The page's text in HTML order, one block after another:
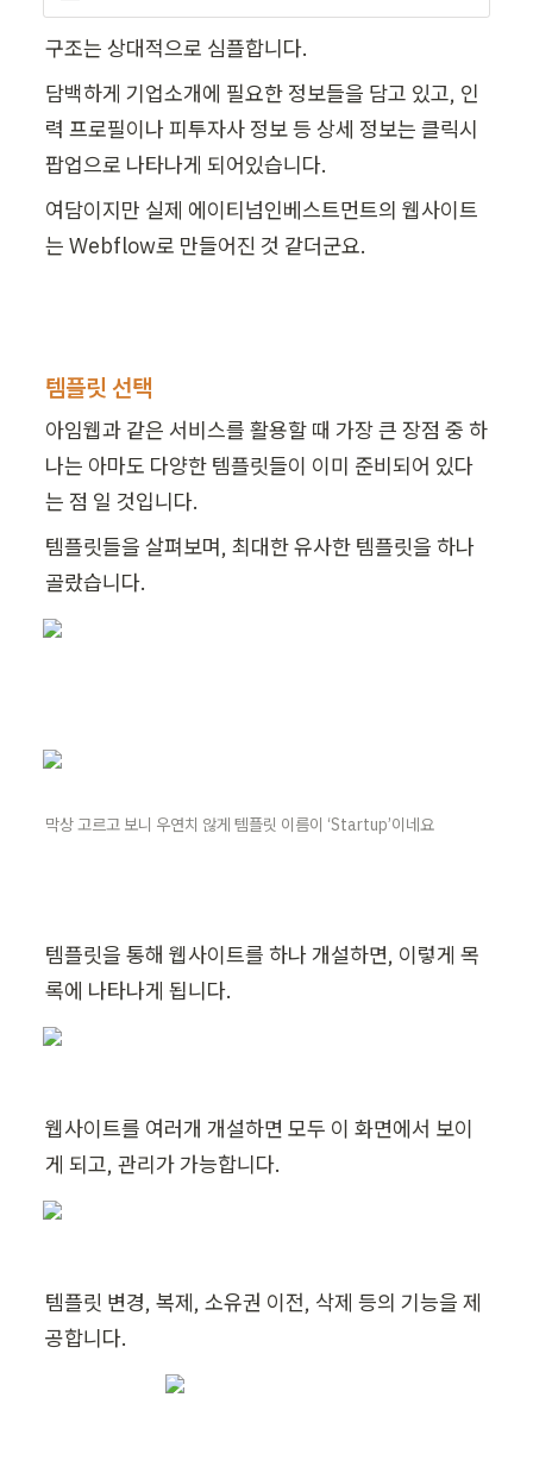
구조는 상대적으로 심플합니다.
담백하게 기업소개에 필요한 정보들을 담고 있고, 인
력 프로필이나 피투자사 정보 등 상세 정보는 클릭시
팝업으로 나타나게 되어있습니다.
여담이지만 실제 에이티넘인베스트먼트의 웹사이트
는 Webflow로 만들어진 것 같더군요.
템플릿 선택
아임웹과 같은 서비스를 활용할 때 가장 큰 장점 중 하
나는 아마도 다양한 템플릿들이 이미 준비되어 있다
는 점 일 것입니다.
템플릿들을 살펴보며, 최대한 유사한 템플릿을 하나
골랐습니다.
막상 고르고 보니 우연치 않게 템플릿 이름이 ‘Startup’이네요
템플릿을 통해 웹사이트를 하나 개설하면, 이렇게 목
록에 나타나게 됩니다.
웹사이트를 여러개 개설하면 모두 이 화면에서 보이
게 되고, 관리가 가능합니다.
템플릿 변경, 복제, 소유권 이전, 삭제 등의 기능을 제
공합니다.